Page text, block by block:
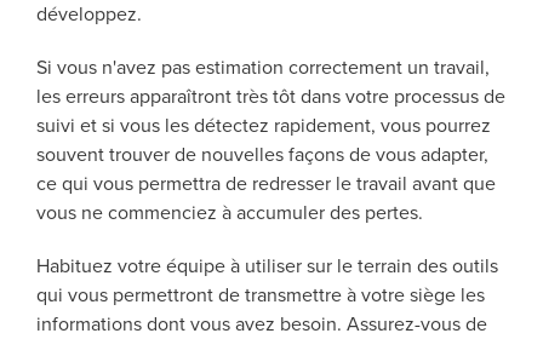
développez.
Si vous n'avez pas estimation correctement un travail,
les erreurs apparaîtront très tôt dans votre processus de
suivi et si vous les détectez rapidement, vous pourrez
souvent trouver de nouvelles façons de vous adapter,
ce qui vous permettra de redresser le travail avant que
vous ne commenciez à accumuler des pertes.
Habituez votre équipe à utiliser sur le terrain des outils
qui vous permettront de transmettre à votre siège les
informations dont vous avez besoin. Assurez-vous de